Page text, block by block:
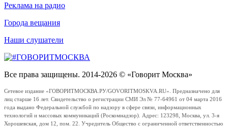
Реклама на радио
Города вещания
Наши слушатели
Все права защищены. 2014-2026 © «Говорит Москва»
Сетевое издание «ГОВОРИТМОСКВА.РУ/GOVORITMOSKVA.RU». Предназначено для
лиц старше 16 лет. Свидетельство о регистрации СМИ Эл № 77-64961 от 04 марта 2016
года выдано Федеральной службой по надзору в сфере связи, информационных
технологий и массовых коммуникаций (Роскомнадзор). Адрес: 123298, Москва, ул. 3-я
Хорошевская, дом 12, пом. 22. Учредитель Общество с ограниченной ответственностью